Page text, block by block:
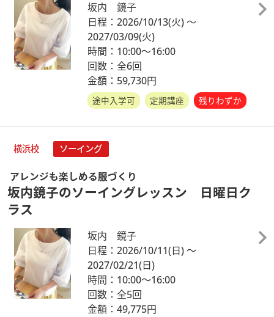
坂内 鏡子
日程：2026/10/13(火)～
2027/03/09(火)
時間：10:00～16:00
回数：全6回
金額：59,730円
途中入学可 定期講座 残りわずか
横浜校 ソーイング
アレンジも楽しめる服づくり
坂内鏡子のソーイングレッスン 日曜日ク
ラス
坂内 鏡子
日程：2026/10/11(日)～
2027/02/21(日)
時間：10:00～16:00
回数：全5回
金額：49,775円